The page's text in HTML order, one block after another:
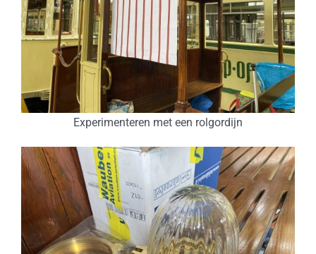
Experimenteren met een rolgordijn